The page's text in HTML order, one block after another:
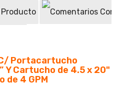
Producto
C/ Portacartucho
Y Cartucho de 4.5 x 20"
de 4 GPM